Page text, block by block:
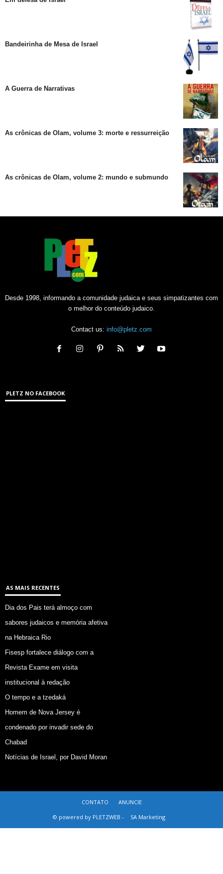
Bandeirinha de Mesa de Israel
A Guerra de Narrativas
As crônicas de Olam, volume 3: morte e ressurreição
As crônicas de Olam, volume 2: mundo e submundo
Desde 1998, informando a comunidade judaica e seus simpatizantes com
o melhor do conteúdo judaico.
Contact us: info@pletz.com
PLETZ NO FACEBOOK
AS MAIS RECENTES
Dia dos Pais terá almoço com
sabores judaicos e memória afetiva
na Hebraica Rio
Fisesp fortalece diálogo com a
Revista Exame em visita
institucional à redação
O tempo e a tzedaká
Homem de Nova Jersey é
condenado por invadir sede do
Chabad
Notícias de Israel, por David Moran
CONTATO
ANUNCIE
© powered by PLETZWEB -
SA Marketing